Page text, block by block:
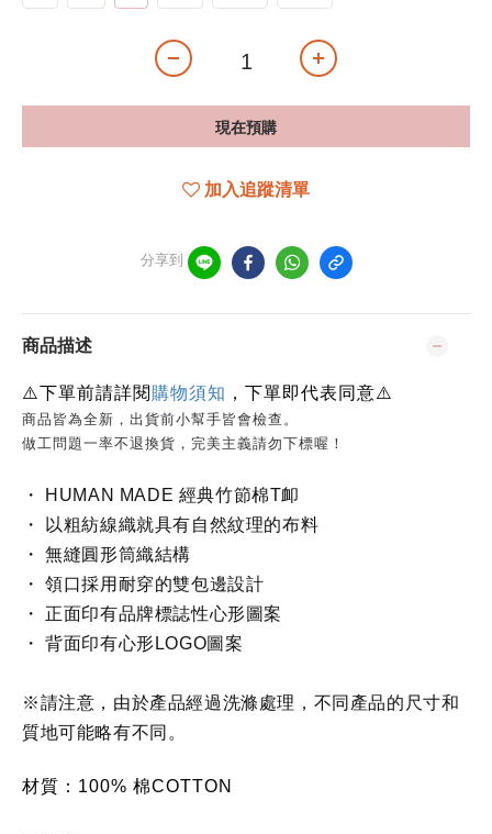
現在預購
加入追蹤清單
分享到
商品描述
⚠️下單前請詳閱 購物須知 ，下單即代表同意⚠️
商品皆為全新，出貨前小幫手皆會檢查。
做工問題一率不退換貨，完美主義請勿下標喔！
・ HUMAN MADE 經典竹節棉T卹
・ 以粗紡線織就具有自然紋理的布料
・ 無縫圓形筒織結構
・ 領口採用耐穿的雙包邊設計
・ 正面印有品牌標誌性心形圖案
・ 背面印有心形LOGO圖案
※請注意，由於產品經過洗滌處理，不同產品的尺寸和
質地可能略有不同。
材質：100% 棉COTTON